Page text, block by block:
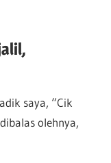
saya, “Cik
olehnya,